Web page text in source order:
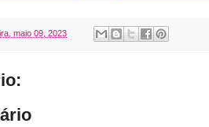
maio 09, 2023